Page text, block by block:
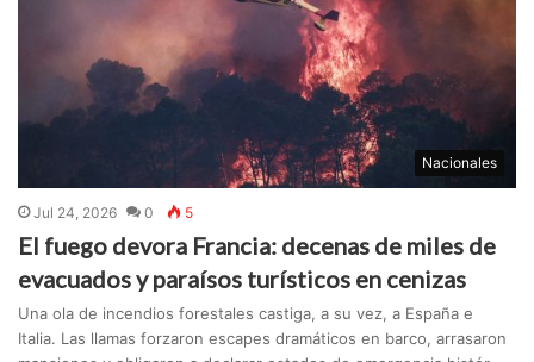
Nacionales
Jul 24, 2026 0 5
El fuego devora Francia: decenas de miles de
evacuados y paraísos turísticos en cenizas
Una ola de incendios forestales castiga, a su vez, a España e
Italia. Las llamas forzaron escapes dramáticos en barco, arrasaron